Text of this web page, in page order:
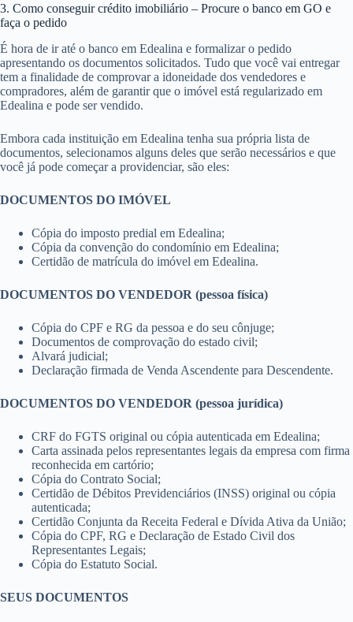
3. Como conseguir crédito imobiliário – Procure o banco em GO e
faça o pedido
É hora de ir até o banco em Edealina e formalizar o pedido
apresentando os documentos solicitados. Tudo que você vai entregar
tem a finalidade de comprovar a idoneidade dos vendedores e
compradores, além de garantir que o imóvel está regularizado em
Edealina e pode ser vendido.
Embora cada instituição em Edealina tenha sua própria lista de
documentos, selecionamos alguns deles que serão necessários e que
você já pode começar a providenciar, são eles:
DOCUMENTOS DO IMÓVEL
Cópia do imposto predial em Edealina;
Cópia da convenção do condomínio em Edealina;
Certidão de matrícula do imóvel em Edealina.
DOCUMENTOS DO VENDEDOR (pessoa física)
Cópia do CPF e RG da pessoa e do seu cônjuge;
Documentos de comprovação do estado civil;
Alvará judicial;
Declaração firmada de Venda Ascendente para Descendente.
DOCUMENTOS DO VENDEDOR (pessoa jurídica)
CRF do FGTS original ou cópia autenticada em Edealina;
Carta assinada pelos representantes legais da empresa com firma
reconhecida em cartório;
Cópia do Contrato Social;
Certidão de Débitos Previdenciários (INSS) original ou cópia
autenticada;
Certidão Conjunta da Receita Federal e Dívida Ativa da União;
Cópia do CPF, RG e Declaração de Estado Civil dos
Representantes Legais;
Cópia do Estatuto Social.
SEUS DOCUMENTOS